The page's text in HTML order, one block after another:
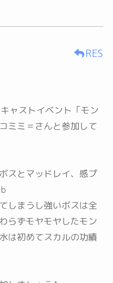
RES
ャストイベント「モン
ミミ＝さんと参加して
スとマッドレイ、感プ
しまうし強いボスは全
らずモヤモヤしたモン
は初めてスカルの功績